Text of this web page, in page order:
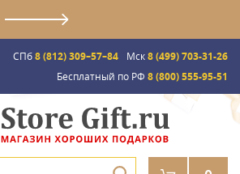
СПб8 (812) 309–57–84 Мск8 (499) 703-31-26
Бесплатный по РФ 8 (800) 555-95-51